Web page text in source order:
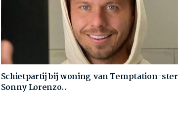
Schietpartij bij woning van Temptation-ster
Sonny Lorenzo..